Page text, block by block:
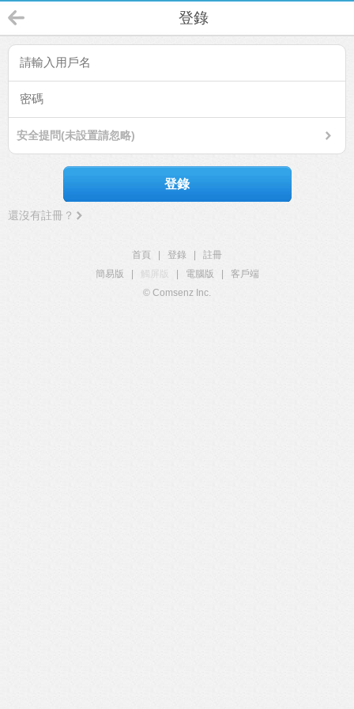
登錄
安全提問(未設置請忽略)
登錄
還沒有註冊？
首頁 登錄
註冊
簡易版
觸屏版 電腦版
客戶端
© Comsenz Inc.